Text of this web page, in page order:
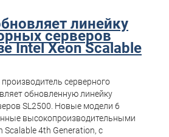
линейку
серверов
Intel Xeon Scalable
серверного
обновленную линейку
SL2500. Новые модели 6
высокопроизводительными
Scalable 4th Generation, с